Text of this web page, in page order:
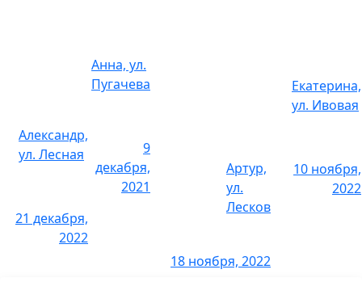
Снять паркет
2 комнаты
3 комнаты
Александр,
ул. Лесная
21 декабря,
2022
Анна, ул.
Пугачева
9
декабря,
2021
Артур,
ул.
Лесков
18 ноября, 2022
Екатерина,
ул. Ивовая
10 ноября,
2022